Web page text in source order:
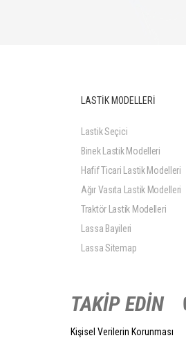
LASTİK MODELLERİ
Lastik Seçici
Binek Lastik Modelleri
Hafif Ticari Lastik Modelleri
Ağır Vasıta Lastik Modelleri
Traktör Lastik Modelleri
Lassa Bayileri
Lassa Sitemap
TAKİP EDİN
Kişisel Verilerin Korunması